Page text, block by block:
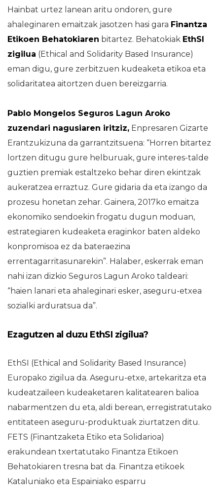
Hainbat urtez lanean aritu ondoren, gure
ahaleginaren emaitzak jasotzen hasi gara Finantza
Etikoen Behatokiaren bitartez. Behatokiak EthSI
zigilua (Ethical and Solidarity Based Insurance)
eman digu, gure zerbitzuen kudeaketa etikoa eta
solidaritatea aitortzen duen bereizgarria.
Pablo Mongelos Seguros Lagun Aroko
zuzendari nagusiaren iritziz, Enpresaren Gizarte
Erantzukizuna da garrantzitsuena: “Horren bitartez
lortzen ditugu gure helburuak, gure interes-talde
guztien premiak estaltzeko behar diren ekintzak
aukeratzea erraztuz. Gure gidaria da eta izango da
prozesu honetan zehar. Gainera, 2017ko emaitza
ekonomiko sendoekin frogatu dugun moduan,
estrategiaren kudeaketa eraginkor baten aldeko
konpromisoa ez da bateraezina
errentagarritasunarekin”. Halaber, eskerrak eman
nahi izan dizkio Seguros Lagun Aroko taldeari:
“haien lanari eta ahaleginari esker, aseguru-etxea
sozialki arduratsua da”.
Ezagutzen al duzu EthSI zigilua?
EthSI (Ethical and Solidarity Based Insurance)
Europako zigilua da. Aseguru-etxe, artekaritza eta
kudeatzaileen kudeaketaren kalitatearen balioa
nabarmentzen du eta, aldi berean, erregistratutako
entitateen aseguru-produktuak ziurtatzen ditu.
FETS (Finantzaketa Etiko eta Solidarioa)
erakundean txertatutako Finantza Etikoen
Behatokiaren tresna bat da. Finantza etikoek
Kataluniako eta Espainiako esparru